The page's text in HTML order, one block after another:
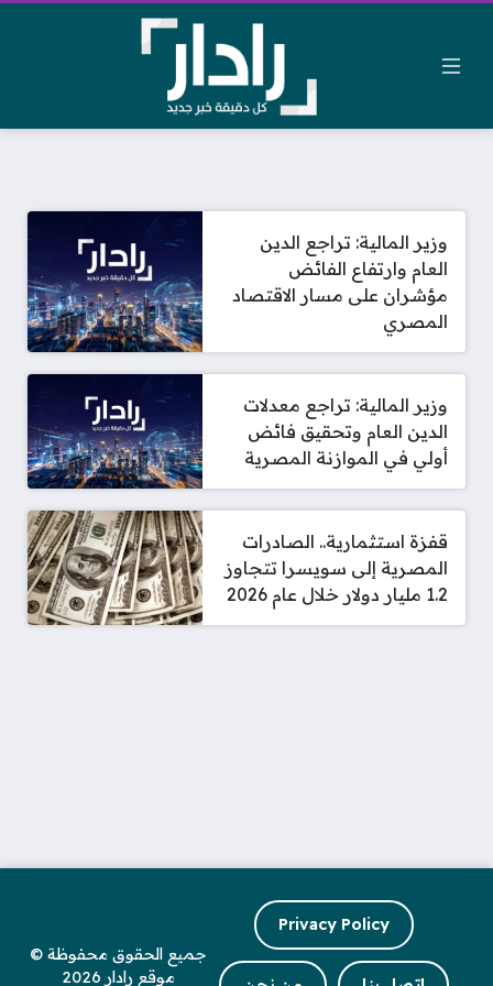
وزير المالية: تراجع الدين
العام وارتفاع الفائض
مؤشران على مسار الاقتصاد
المصري
وزير المالية: تراجع معدلات
الدين العام وتحقيق فائض
أولي في الموازنة المصرية
قفزة استثمارية.. الصادرات
المصرية إلى سويسرا تتجاوز
1.2 مليار دولار خلال عام 2026
Privacy Policy
جميع الحقوق محفوظة ©
موقع رادار 2026